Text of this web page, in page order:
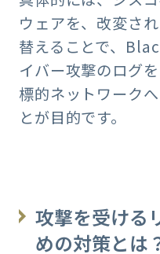
ウェアを、改変さ
替えることで、
イバー攻撃のログ
標的ネットワーク
とが目的です。
攻撃を受ける
めの対策とは